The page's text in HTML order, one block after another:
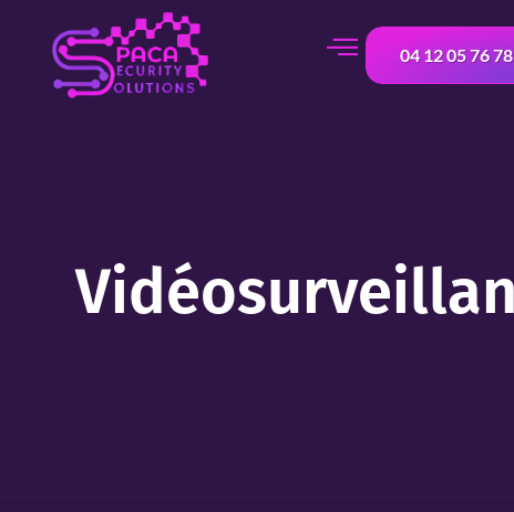
principal
04 12 05 76 78